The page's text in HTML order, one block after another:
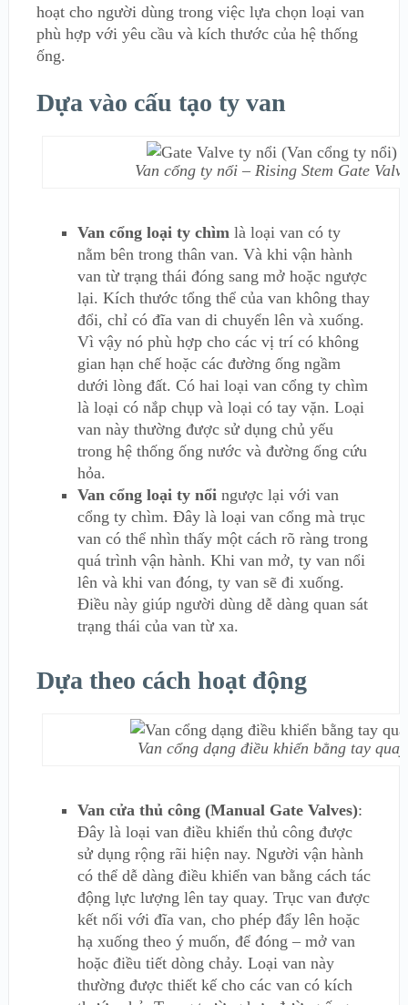
hoạt cho người dùng trong việc lựa chọn loại van
phù hợp với yêu cầu và kích thước của hệ thống
ống.
Dựa vào cấu tạo ty van
Van cổng ty nổi – Rising Stem Gate
Van cổng loại ty chìm là loại van có ty
nằm bên trong thân van. Và khi vận hành
van từ trạng thái đóng sang mở hoặc ngược
lại. Kích thước tổng thể của van không thay
đổi, chỉ có đĩa van di chuyển lên và xuống.
Vì vậy nó phù hợp cho các vị trí có không
gian hạn chế hoặc các đường ống ngầm
dưới lòng đất. Có hai loại van cổng ty chìm
là loại có nắp chụp và loại có tay vặn. Loại
van này thường được sử dụng chủ yếu
trong hệ thống ống nước và đường ống cứu
hỏa.
Van cổng loại ty nổi ngược lại với van
cổng ty chìm. Đây là loại van cổng mà trục
van có thể nhìn thấy một cách rõ ràng trong
quá trình vận hành. Khi van mở, ty van nổi
lên và khi van đóng, ty van sẽ đi xuống.
Điều này giúp người dùng dễ dàng quan sát
trạng thái của van từ xa.
Dựa theo cách hoạt động
Van cổng dạng điều khiển bằng tay quay
Van cửa thủ công (Manual Gate Valves):
Đây là loại van điều khiển thủ công được
sử dụng rộng rãi hiện nay. Người vận hành
có thể dễ dàng điều khiển van bằng cách tác
động lực lượng lên tay quay. Trục van được
kết nối với đĩa van, cho phép đẩy lên hoặc
hạ xuống theo ý muốn, để đóng – mở van
hoặc điều tiết dòng chảy. Loại van này
thường được thiết kế cho các van có kích